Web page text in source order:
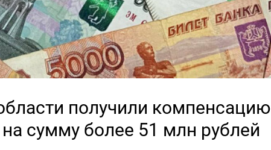
получили компенсацию
сумму более 51 млн рублей